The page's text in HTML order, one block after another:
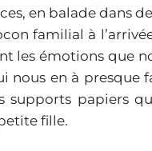
en balade dans
familial à
les émotions que
nous en à
supports papiers
fille.